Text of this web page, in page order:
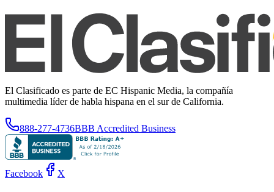
El Clasificado es parte de EC Hispanic Media, la compañía
multimedia líder de habla hispana en el sur de California.
888-277-4736BBB Accredited Business
Facebook X